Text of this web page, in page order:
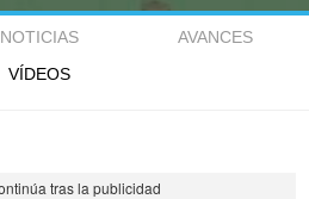
NOTICIAS
AVANCES
VÍDEOS